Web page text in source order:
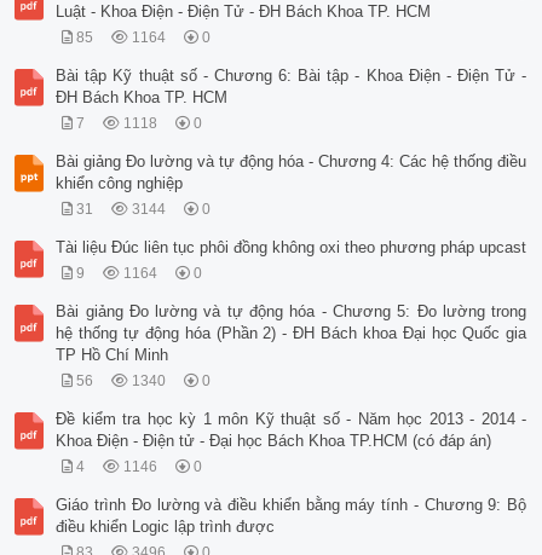
Luật - Khoa Điện - Điện Tử - ĐH Bách Khoa TP. HCM
85 1164 0
Bài tập Kỹ thuật số - Chương 6: Bài tập - Khoa Điện - Điện Tử -
ĐH Bách Khoa TP. HCM
7 1118 0
Bài giảng Đo lường và tự động hóa - Chương 4: Các hệ thống điều
khiển công nghiệp
31 3144 0
Tài liệu Đúc liên tục phôi đồng không oxi theo phương pháp upcast
9 1164 0
Bài giảng Đo lường và tự động hóa - Chương 5: Đo lường trong
hệ thống tự động hóa (Phần 2) - ĐH Bách khoa Đại học Quốc gia
TP Hồ Chí Minh
56 1340 0
Đề kiểm tra học kỳ 1 môn Kỹ thuật số - Năm học 2013 - 2014 -
Khoa Điện - Điện tử - Đại học Bách Khoa TP.HCM (có đáp án)
4 1146 0
Giáo trình Đo lường và điều khiển bằng máy tính - Chương 9: Bộ
điều khiển Logic lập trình được